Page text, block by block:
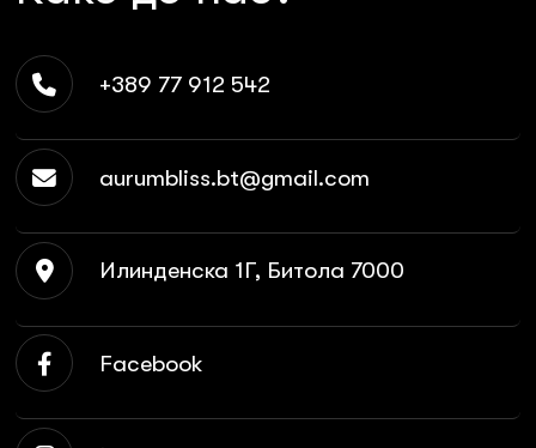
+389 77 912 542
aurumbliss.bt@gmail.com
Илинденска 1Г, Битола 7000
Facebook